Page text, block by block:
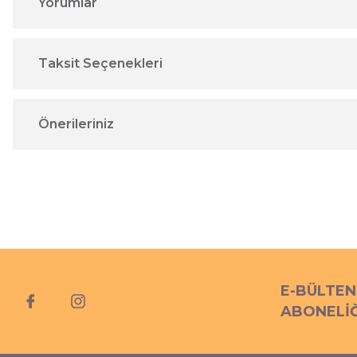
Taksit Seçenekleri
Önerileriniz
E-BÜLTEN